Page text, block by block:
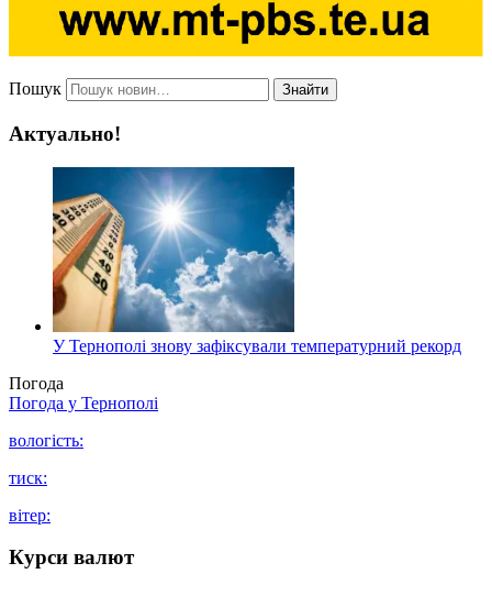
Пошук Знайти
Актуально!
У Тернополі знову зафіксували температурний рекорд
Погода
Погода у Тернополі
вологість:
тиск:
вітер:
Курси валют